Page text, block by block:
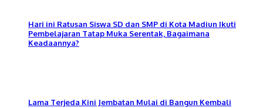
Hari ini Ratusan Siswa SD dan SMP di Kota Madiun Ikuti
Pembelajaran Tatap Muka Serentak, Bagaimana
Keadaannya?
Lama Terjeda Kini Jembatan Mulai di Bangun Kembali